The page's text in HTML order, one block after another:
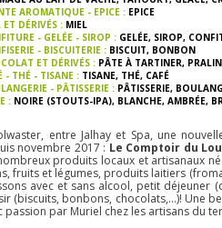
AROMATIQUE - EPICE : EPICE
ET DÉRIVÉS : MIEL
- GELÉE - SIROP : GELÉE,SIROP,
- BISCUITERIE : BISCUIT,BONBON
ET DÉRIVÉS : PÂTE À TARTINER,
- THÉ - TISANE : TISANE,THÉ,CAFÉ
- PÂTISSERIE : PÂTISSERIE,
: NOIRE (STOUTS-IPA),BLANCHE,AMBRÉE,
entre Jalhay et Spa, une
novembre 2017 : Le Comptoir du
produits locaux et artisanaux
fruits et légumes, produits laitiers
avec et sans alcool, petit déjeuner
(biscuits, bonbons, chocolats,...)! Une
passion par Muriel chez les artisans du